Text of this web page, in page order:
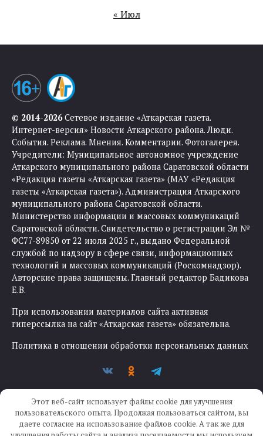
« Июл
© 2014-2026Сетевое издание «Аткарская газета.
Интернет-версия» Новости Аткарского района. Люди.
События. Реклама. Мнения. Комментарии. Фотогалерея.
Учредители: Муниципальное автономное учреждение
Аткарского муниципального района Саратовской области
«Редакция газеты «Аткарская газета» (МАУ «Редакция
газеты «Аткарская газета»). Администрация Аткарского
муниципального района Саратовской области.
Министерство информации и массовых коммуникаций
Саратовской области. Свидетельство о регистрации Эл №
ФС77-89850 от 22 июля 2025 г., выдано Федеральной
службой по надзору в сфере связи, информационных
технологий и массовых коммуникаций (Роскомнадзор).
Авторские права защищены. Главный редактор Бадикова
Е.В.
При использовании материалов сайта активная
гиперссылка на сайт «Аткарская газета» обязательна.
Политика в отношении обработки персональных данных
Этот веб-сайт использует файлы cookie для улучшения
пользовательского опыта. Продолжая пользоваться сайтом, вы
даете согласие на использование файлов cookie. А так же для